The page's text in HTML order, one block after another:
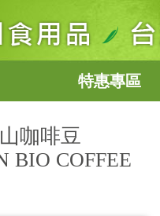
特惠專區
咖啡豆
BIO COFFEE